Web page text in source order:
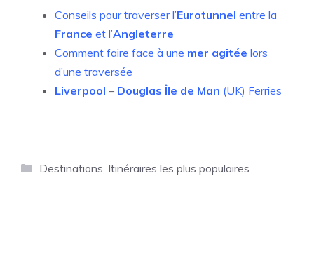
Conseils pour traverser l’Eurotunnel entre la
France et l’Angleterre
Comment faire face à une mer agitée lors
d’une traversée
Liverpool – Douglas Île de Man (UK) Ferries
Catégories
Destinations, Itinéraires les plus populaires